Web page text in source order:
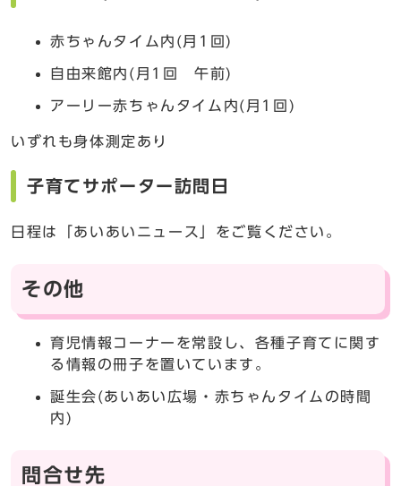
赤ちゃんタイム内(月1回)
自由来館内(月1回 午前)
アーリー赤ちゃんタイム内(月1回)
いずれも身体測定あり
子育てサポーター訪問日
日程は「あいあいニュース」をご覧ください。
その他
育児情報コーナーを常設し、各種子育てに関す
る情報の冊子を置いています。
誕生会(あいあい広場・赤ちゃんタイムの時間
内)
問合せ先